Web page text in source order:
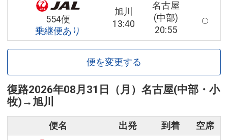
554便
乗継便あり
旭川
13:40
名古屋
(中部)
20:55
便を変更する
復路2026年08月31日（月） 名古屋(中部・小
牧) → 旭川
便名 出発 到着 空席